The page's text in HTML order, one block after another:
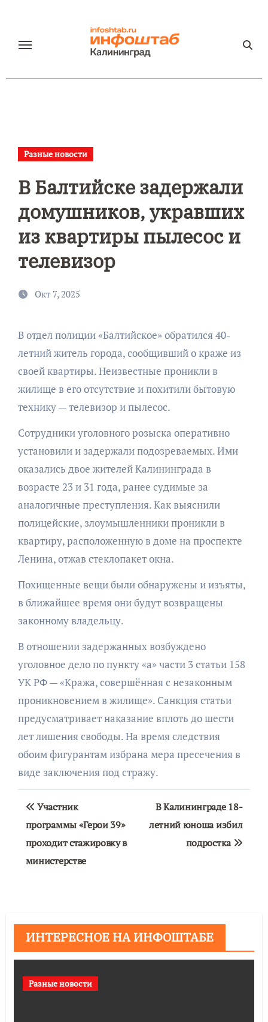
содержанию
Разные новости
В Балтийске задержали
домушников, укравших
из квартиры пылесос и
телевизор
Окт 7, 2025
В отдел полиции «Балтийское» обратился 40-
летний житель города, сообщивший о краже из
своей квартиры. Неизвестные проникли в
жилище в его отсутствие и похитили бытовую
технику — телевизор и пылесос.
Сотрудники уголовного розыска оперативно
установили и задержали подозреваемых. Ими
оказались двое жителей Калининграда в
возрасте 23 и 31 года, ранее судимые за
аналогичные преступления. Как выяснили
полицейские, злоумышленники проникли в
квартиру, расположенную в доме на проспекте
Ленина, отжав стеклопакет окна.
Похищенные вещи были обнаружены и изъяты,
в ближайшее время они будут возвращены
законному владельцу.
В отношении задержанных возбуждено
уголовное дело по пункту «а» части 3 статьи 158
УК РФ — «Кража, совершённая с незаконным
проникновением в жилище». Санкция статьи
предусматривает наказание вплоть до шести
лет лишения свободы. На время следствия
обоим фигурантам избрана мера пресечения в
виде заключения под стражу.
Навигация
по
записям
Участник
программы «Герои 39»
проходит стажировку в
министерстве
В Калининграде 18-
летний юноша избил
подростка
ИНТЕРЕСНОЕ НА ИНФОШТАБЕ
Разные новости